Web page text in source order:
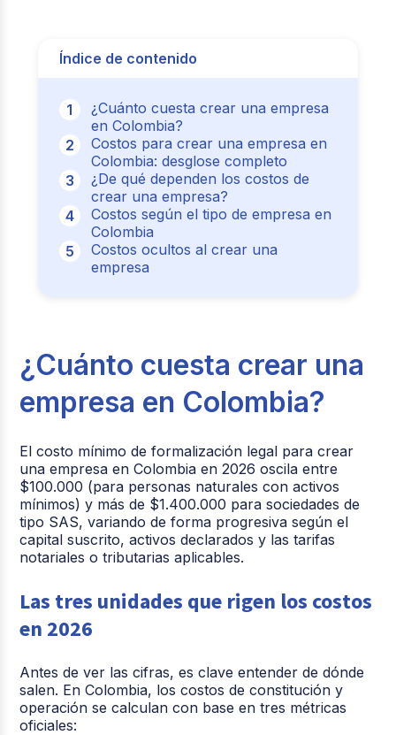
Índice de contenido
¿Cuánto cuesta crear una empresa
en Colombia?
Costos para crear una empresa en
Colombia: desglose completo
¿De qué dependen los costos de
crear una empresa?
Costos según el tipo de empresa en
Colombia
Costos ocultos al crear una
empresa
¿Cuánto cuesta crear una
empresa en Colombia?
El costo mínimo de formalización legal para crear
una empresa en Colombia en 2026 oscila entre
$100.000 (para personas naturales con activos
mínimos) y más de $1.400.000 para sociedades de
tipo SAS, variando de forma progresiva según el
capital suscrito, activos declarados y las tarifas
notariales o tributarias aplicables.
Las tres unidades que rigen los costos
en 2026
Antes de ver las cifras, es clave entender de dónde
salen. En Colombia, los costos de constitución y
operación se calculan con base en tres métricas
oficiales: